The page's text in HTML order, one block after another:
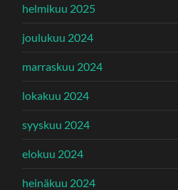
helmikuu 2025
joulukuu 2024
marraskuu 2024
lokakuu 2024
syyskuu 2024
elokuu 2024
heinäkuu 2024